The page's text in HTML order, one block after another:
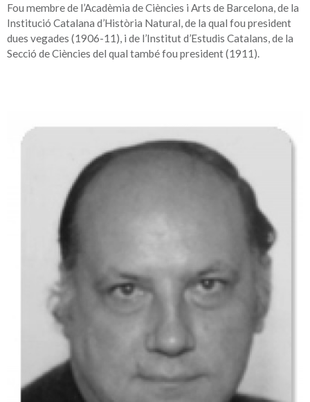
Fou membre de l’Acadèmia de Ciències i Arts de Barcelona, de la
Institució Catalana d’Història Natural, de la qual fou president
dues vegades (1906-11), i de l’Institut d’Estudis Catalans, de la
Secció de Ciències del qual també fou president (1911).